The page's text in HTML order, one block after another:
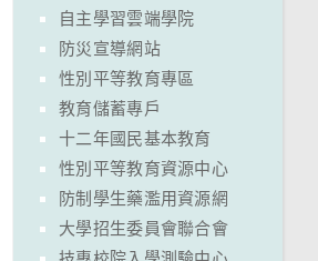
自主學習雲端學院
防災宣導網站
性別平等教育專區
教育儲蓄專戶
十二年國民基本教育
性別平等教育資源中心
防制學生藥濫用資源網
大學招生委員會聯合會